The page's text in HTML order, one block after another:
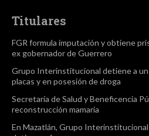
Titulares
FGR formula imputación y obtiene
ex gobernador de Guerrero
Grupo Interinstitucional detiene a un
placas y en posesión de droga
Secretaría de Salud y Beneficencia
reconstrucción mamaria
En Mazatlán, Grupo